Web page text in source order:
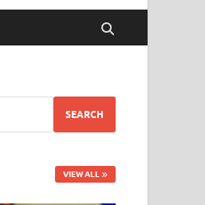
SEARCH
VIEW ALL